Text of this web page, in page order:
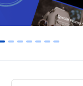
1 2 3 4 5 6